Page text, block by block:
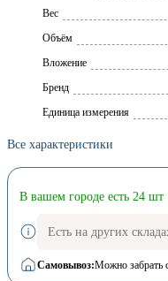
Вес
Объём
Вложение
Брeнд
Единица измерения
Все характеристики
В вашем городе есть 24 шт
Есть на других
Самовывоз:Можно забрать